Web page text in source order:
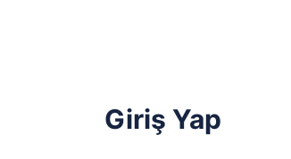
Giriş Yap